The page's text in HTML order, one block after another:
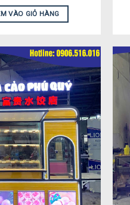
VÀO GIỎ HÀNG